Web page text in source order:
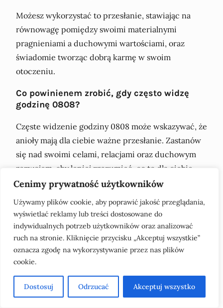
Cenimy prywatność użytkowników
Używamy plików cookie, aby poprawić jakość przeglądania,
wyświetlać reklamy lub treści dostosowane do
indywidualnych potrzeb użytkowników oraz analizować
ruch na stronie. Kliknięcie przycisku „Akceptuj wszystkie”
oznacza zgodę na wykorzystywanie przez nas plików
cookie.
Dostosuj Odrzucać Akceptuj wszystko
Możesz wykorzystać to przesłanie, stawiając na
równowagę pomiędzy swoimi materialnymi
pragnieniami a duchowymi wartościami, oraz
świadomie tworząc dobrą karmę w swoim
otoczeniu.
Co powinienem zrobić, gdy często widzę
godzinę 0808?
Częste widzenie godziny 0808 może wskazywać, że
anioły mają dla ciebie ważne przesłanie. Zastanów
się nad swoimi celami, relacjami oraz duchowym
rozwojem, aby lepiej zrozumieć, co to dla ciebie
oznacza.
Podobne artykuły: